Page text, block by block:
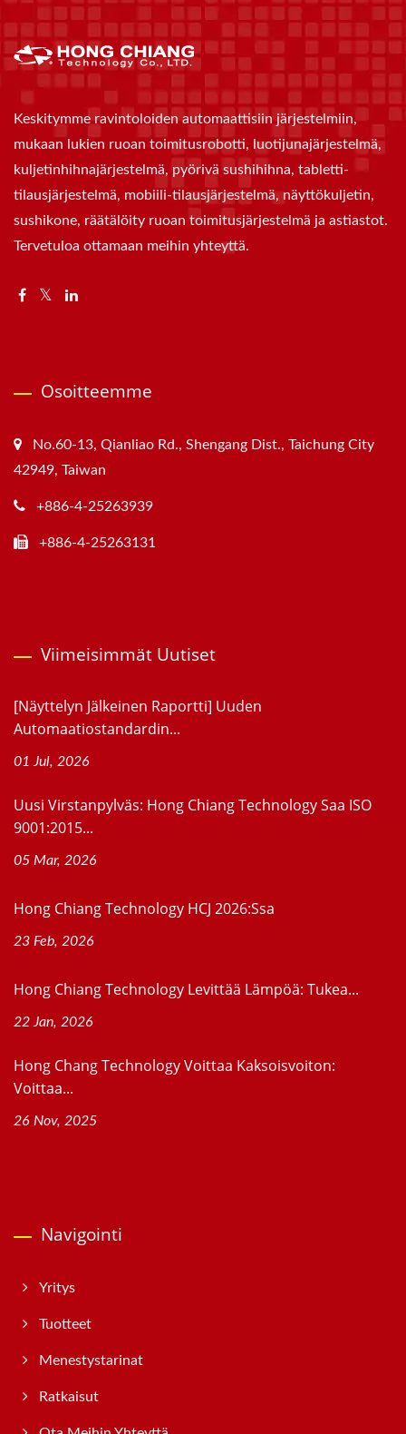
Keskitymme ravintoloiden automaattisiin järjestelmiin,
mukaan lukien ruoan toimitusrobotti, luotijunajärjestelmä,
kuljetinhihnajärjestelmä, pyörivä sushihihna, tabletti-
tilausjärjestelmä, mobiili-tilausjärjestelmä, näyttökuljetin,
sushikone, räätälöity ruoan toimitusjärjestelmä ja astiastot.
Tervetuloa ottamaan meihin yhteyttä.
Osoitteemme
No.60-13, Qianliao Rd., Shengang Dist., Taichung City
42949, Taiwan
+886-4-25263939
+886-4-25263131
Viimeisimmät Uutiset
[Näyttelyn Jälkeinen Raportti] Uuden
Automaatiostandardin...
01 Jul, 2026
Uusi Virstanpylväs: Hong Chiang Technology Saa ISO
9001:2015...
05 Mar, 2026
Hong Chiang Technology HCJ 2026:ssa
23 Feb, 2026
Hong Chiang Technology Levittää Lämpöä: Tukea...
22 Jan, 2026
Hong Chang Technology Voittaa Kaksoisvoiton:
Voittaa...
26 Nov, 2025
Navigointi
Yritys
Tuotteet
Menestystarinat
Ratkaisut